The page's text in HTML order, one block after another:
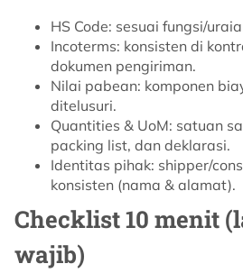
HS Code: sesuai fungsi/
Incoterms: konsisten di
dokumen pengiriman.
Nilai pabean: komponen
ditelusuri.
Quantities & UoM: satuan
packing list, dan deklarasi.
Identitas pihak: shipper/
konsisten (nama & alamat).
Checklist 10 menit
wajib)